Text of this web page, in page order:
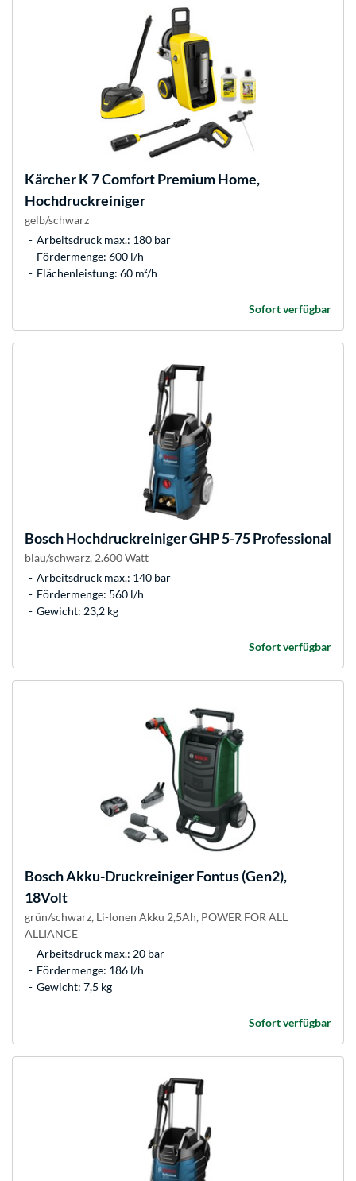
KärcherK 7 Comfort Premium Home,
Hochdruckreiniger
gelb/schwarz
Arbeitsdruck max.: 180 bar
Fördermenge: 600 l/h
Flächenleistung: 60 m²/h
Sofort verfügbar
BoschHochdruckreiniger GHP 5-75 Professional
blau/schwarz, 2.600 Watt
Arbeitsdruck max.: 140 bar
Fördermenge: 560 l/h
Gewicht: 23,2 kg
Sofort verfügbar
BoschAkku-Druckreiniger Fontus (Gen2),
18Volt
grün/schwarz, Li-Ionen Akku 2,5Ah, POWER FOR ALL
ALLIANCE
Arbeitsdruck max.: 20 bar
Fördermenge: 186 l/h
Gewicht: 7,5 kg
Sofort verfügbar